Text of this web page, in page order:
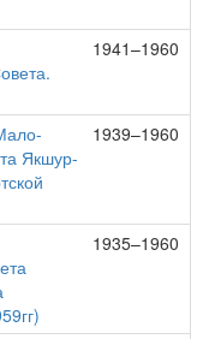
1941–1960
Якшур-
1939–1960
1935–1960